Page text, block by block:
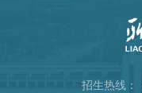
招生热线：